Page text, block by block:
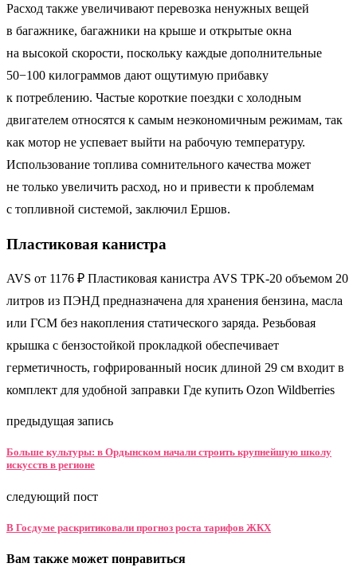
Расход также увеличивают перевозка ненужных вещей
в багажнике, багажники на крыше и открытые окна
на высокой скорости, поскольку каждые дополнительные
50−100 килограммов дают ощутимую прибавку
к потреблению. Частые короткие поездки с холодным
двигателем относятся к самым неэкономичным режимам, так
как мотор не успевает выйти на рабочую температуру.
Использование топлива сомнительного качества может
не только увеличить расход, но и привести к проблемам
с топливной системой, заключил Ершов.
Пластиковая канистра
AVS от 1176 ₽ Пластиковая канистра AVS TPK-20 объемом 20
литров из ПЭНД предназначена для хранения бензина, масла
или ГСМ без накопления статического заряда. Резьбовая
крышка с бензостойкой прокладкой обеспечивает
герметичность, гофрированный носик длиной 29 см входит в
комплект для удобной заправки Где купить Ozon Wildberries
предыдущая запись
Больше культуры: в Ордынском начали строить крупнейшую школу
искусств в регионе
следующий пост
В Госдуме раскритиковали прогноз роста тарифов ЖКХ
Вам также может понравиться